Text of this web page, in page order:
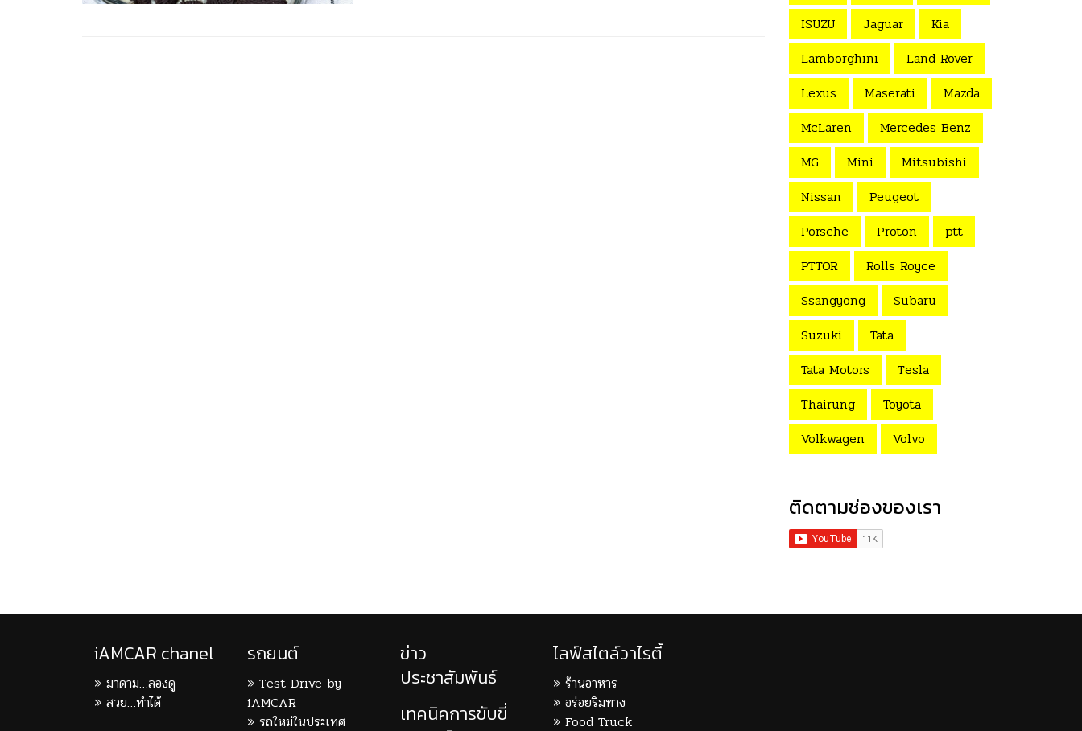
ISUZU
Jaguar
Kia
Lamborghini
Land Rover
Lexus
Maserati
Mazda
McLaren
Mercedes Benz
MG
Mini
Mitsubishi
Nissan
Peugeot
Porsche
Proton
ptt
PTTOR
Rolls Royce
Ssangyong
Subaru
Suzuki
Tata
Tata Motors
Tesla
Thairung
Toyota
Volkwagen
Volvo
ติดตามช่องของเรา
iAMCAR chanel
มาดาม…ลองดู
สวย…ทำได้
รถยนต์
Test Drive by
iAMCAR
รถใหม่ในประเทศ
ข่าว
ประชาสัมพันธ์
เทคนิคการขับขี่
ไลฟ์สไตล์วาไรตี้
ร้านอาหาร
อร่อยริมทาง
Food Truck